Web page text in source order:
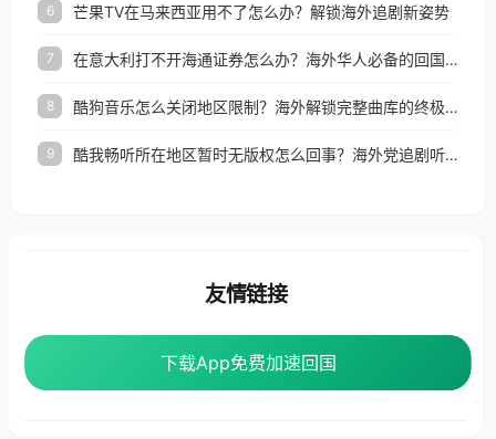
6 芒果TV在马来西亚用不了怎么办？解锁海外追剧新姿势
7 在意大利打不开海通证券怎么办？海外华人必备的回国加速指南（附2026世界杯观赛秘籍）
8 酷狗音乐怎么关闭地区限制？海外解锁完整曲库的终极指南
9 酷我畅听所在地区暂时无版权怎么回事？海外党追剧听歌的破局指南
下载App免费加速回国
下载App免费加速回国
友情链接